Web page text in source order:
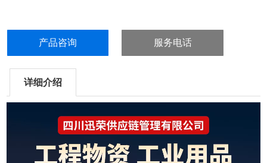
产品咨询 服务电话
详细介绍